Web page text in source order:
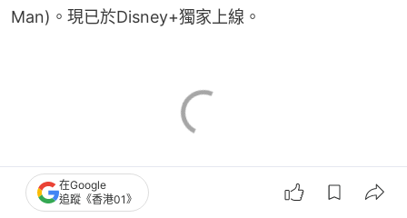
Man)。現已於Disney+獨家上線。
在Google
追蹤《香港01》